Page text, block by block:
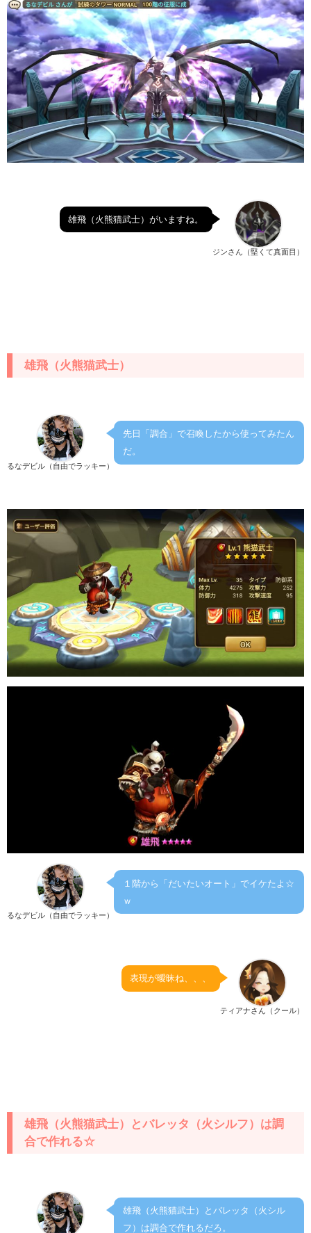
ジンさん（堅くて真面目）
雄飛（火熊猫武士）がいますね。
雄飛（火熊猫武士）
るなデビル（自由でラッキー）
先日「調合」で召喚したから使ってみたん
だ。
るなデビル（自由でラッキー）
１階から「だいたいオート」でイケたよ☆
ｗ
ティアナさん（クール）
表現が曖昧ね、、、
雄飛（火熊猫武士）とバレッタ（火シルフ）は調
合で作れる☆
雄飛（火熊猫武士）とバレッタ（火シル
フ）は調合で作れるだろ。